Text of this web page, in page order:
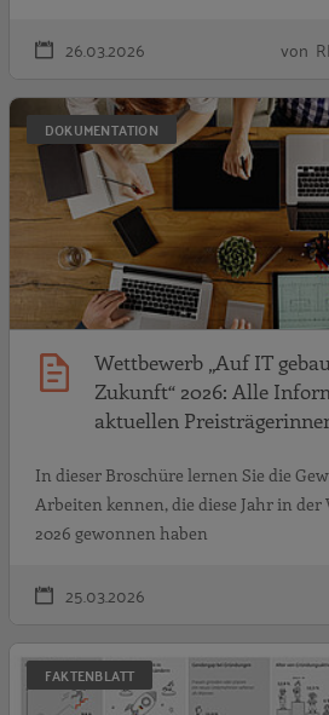
26.03.2026 von
DOKUMENTATION
Wettbewerb „Auf IT
Zukunft“ 2026: Alle
aktuellen
In dieser Broschüre lernen Sie die
Arbeiten kennen, die diese Jahr in
2026 gewonnen haben
25.03.2026
FAKTENBLATT